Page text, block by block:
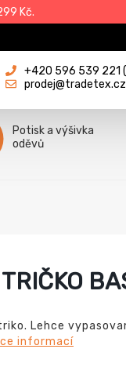
Kč.
+420 596 539 221
prodej@tradetex.cz
Potisk a výšivka
oděvů
Lehce
informací